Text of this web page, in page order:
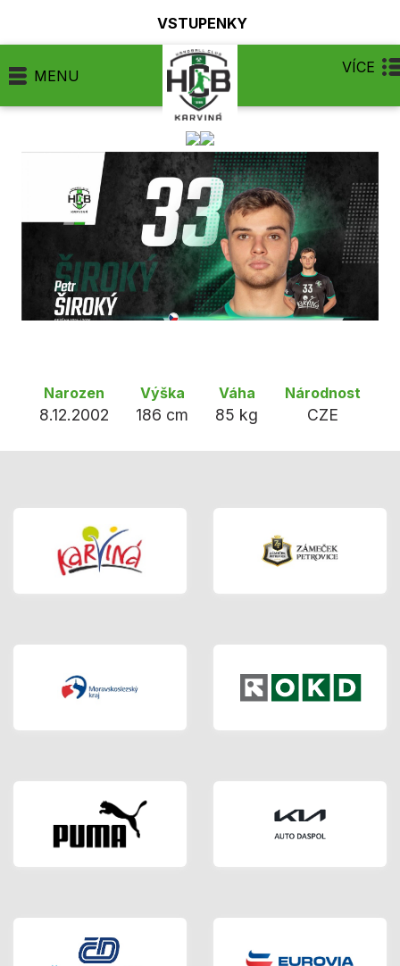
VSTUPENKY
MENU VÍCE
Narozen
8.12.2002
Výška
186 cm
Váha
85 kg
Národnost
CZE